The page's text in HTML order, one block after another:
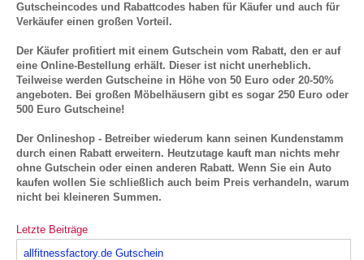
Gutscheincodes und Rabattcodes haben für Käufer und auch für
Verkäufer einen großen Vorteil.
Der Käufer profitiert mit einem Gutschein vom Rabatt, den er auf
eine Online-Bestellung erhält. Dieser ist nicht unerheblich.
Teilweise werden Gutscheine in Höhe von 50 Euro oder 20-50%
angeboten. Bei großen Möbelhäusern gibt es sogar 250 Euro oder
500 Euro Gutscheine!
Der Onlineshop - Betreiber wiederum kann seinen Kundenstamm
durch einen Rabatt erweitern. Heutzutage kauft man nichts mehr
ohne Gutschein oder einen anderen Rabatt. Wenn Sie ein Auto
kaufen wollen Sie schließlich auch beim Preis verhandeln, warum
nicht bei kleineren Summen.
Letzte Beiträge
allfitnessfactory.de Gutschein